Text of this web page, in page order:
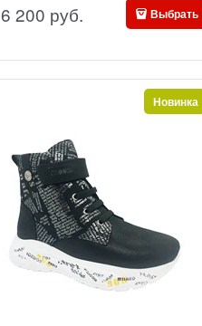
6 200 руб. Выбрать
Новинка